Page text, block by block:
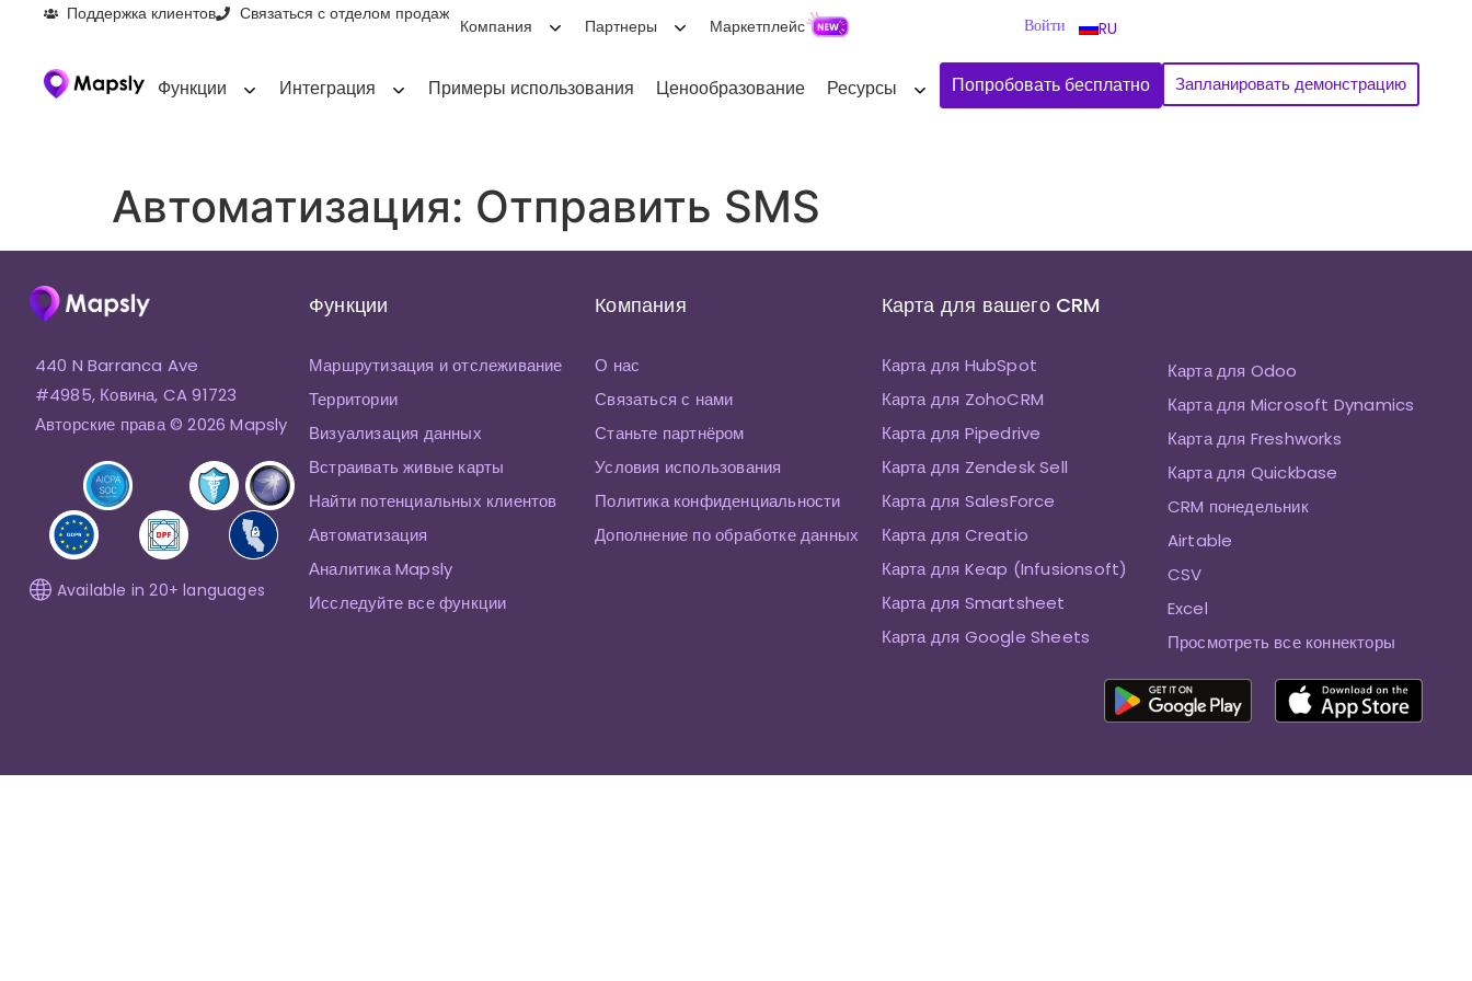
Поддержка клиентов Связаться с отделом продаж
Компания Партнеры Маркетплейс Войти RU
Функции Интеграция Примеры использования Ценообразование Ресурсы Попробовать бесплатно Запланировать демонстрацию
Автоматизация: Отправить SMS
440 N Barranca Ave
#4985, Ковина, CA 91723
Авторские права © 2026 Mapsly
Available in 20+ languages
Функции
Маршрутизация и отслеживание
Территории
Визуализация данных
Встраивать живые карты
Найти потенциальных клиентов
Автоматизация
Аналитика Mapsly
Исследуйте все функции
Компания
О нас
Связаться с нами
Станьте партнёром
Условия использования
Политика конфиденциальности
Дополнение по обработке данных
Карта для вашего CRM
Карта для HubSpot
Карта для ZohoCRM
Карта для Pipedrive
Карта для Zendesk Sell
Карта для SalesForce
Карта для Creatio
Карта для Keap (Infusionsoft)
Карта для Smartsheet
Карта для Google Sheets
Карта для Odoo
Карта для Microsoft Dynamics
Карта для Freshworks
Карта для Quickbase
CRM понедельник
Airtable
CSV
Excel
Просмотреть все коннекторы